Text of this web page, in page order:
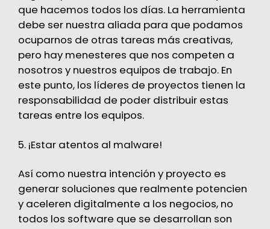
que hacemos todos los días. La herramienta
debe ser nuestra aliada para que podamos
ocuparnos de otras tareas más creativas,
pero hay menesteres que nos competen a
nosotros y nuestros equipos de trabajo. En
este punto, los líderes de proyectos tienen la
responsabilidad de poder distribuir estas
tareas entre los equipos.
5. ¡Estar atentos al malware!
Así como nuestra intención y proyecto es
generar soluciones que realmente potencien
y aceleren digitalmente a los negocios, no
todos los software que se desarrollan son